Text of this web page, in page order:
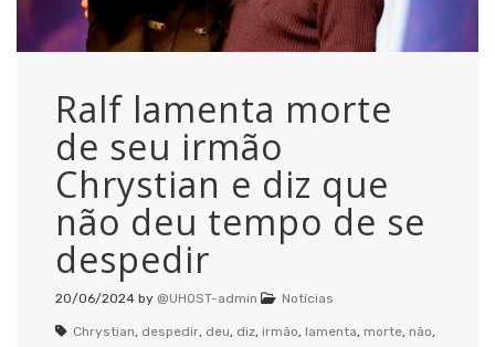
Ralf lamenta morte
de seu irmão
Chrystian e diz que
não deu tempo de se
despedir
20/06/2024 by @UHOST-admin Notícias
Chrystian, despedir, deu, diz, irmão, lamenta, morte, não,